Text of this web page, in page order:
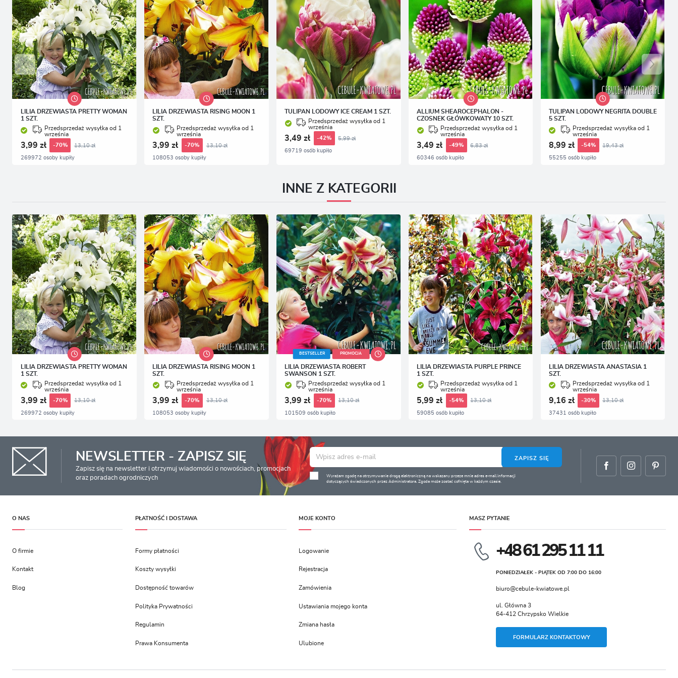
LILIA DRZEWIASTA PRETTY WOMAN
1 SZT.
Przedsprzedaż wysyłka od 1
września
3,99 zł -70% 13,10 zł
269972 osoby kupiły
LILIA DRZEWIASTA RISING MOON 1
SZT.
Przedsprzedaż wysyłka od 1
września
3,99 zł -70% 13,10 zł
108053 osoby kupiły
TULIPAN LODOWY ICE CREAM 1 SZT.
Przedsprzedaż wysyłka od 1
września
3,49 zł -42% 5,99 zł
69719 osób kupiło
ALLIUM SHEAROCEPHALON -
CZOSNEK GŁÓWKOWATY 10 SZT.
Przedsprzedaż wysyłka od 1
września
3,49 zł -49% 6,83 zł
60346 osób kupiło
TULIPAN LODOWY NEGRITA DOUBLE
5 SZT.
Przedsprzedaż wysyłka od 1
września
8,99 zł -54% 19,43 zł
55255 osób kupiło
INNE Z KATEGORII
LILIA DRZEWIASTA PRETTY WOMAN
1 SZT.
Przedsprzedaż wysyłka od 1
września
3,99 zł -70% 13,10 zł
269972 osoby kupiły
LILIA DRZEWIASTA RISING MOON 1
SZT.
Przedsprzedaż wysyłka od 1
września
3,99 zł -70% 13,10 zł
108053 osoby kupiły
BESTSELLER PROMOCJA
LILIA DRZEWIASTA ROBERT
SWANSON 1 SZT.
Przedsprzedaż wysyłka od 1
września
3,99 zł -70% 13,10 zł
101509 osób kupiło
LILIA DRZEWIASTA PURPLE PRINCE
1 SZT.
Przedsprzedaż wysyłka od 1
września
5,99 zł -54% 13,10 zł
59085 osób kupiło
LILIA DRZEWIASTA ANASTASIA 1
SZT.
Przedsprzedaż wysyłka od 1
września
9,16 zł -30% 13,10 zł
37431 osób kupiło
NEWSLETTER - ZAPISZ SIĘ
Zapisz się na newsletter i otrzymuj wiadomości o nowościach, promocjach
oraz poradach ogrodniczych
ZAPISZ SIĘ
Wyrażam zgodę na otrzymywanie drogą elektroniczną na wskazany przeze mnie adres e-mail informacji
dotyczących świadczonych przez Administratora. Zgoda może zostać cofnięta w każdym czasie.
O NAS
O firmie
Kontakt
Blog
PŁATNOŚĆ I DOSTAWA
Formy płatności
Koszty wysyłki
Dostępność towarów
Polityka Prywatności
Regulamin
Prawa Konsumenta
MOJE KONTO
Logowanie
Rejestracja
Zamówienia
Ustawiania mojego konta
Zmiana hasła
Ulubione
MASZ PYTANIE
+48 61 295 11 11
PONIEDZIAŁEK - PIĄTEK OD 7:00 DO 16:00
biuro@cebule-kwiatowe.pl
ul. Główna 3
64-412 Chrzypsko Wielkie
FORMULARZ KONTAKTOWY